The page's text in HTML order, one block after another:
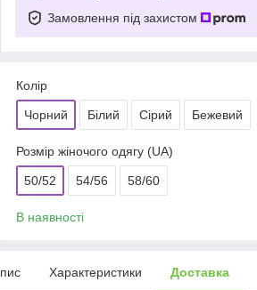
Замовлення під захистом
Колір
Чорний Білий Сірий Бежевий
Розмір жіночого одягу (UA)
50/52 54/56 58/60
В наявності
Характеристики Доставка